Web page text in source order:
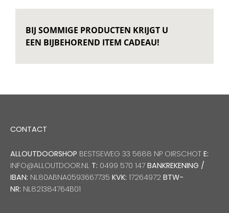
BIJ SOMMIGE PRODUCTEN KRIJGT U
EEN BIJBEHOREND ITEM CADEAU!
CONTACT
ALLOUTDOORSHOP BESTSEWEG 33 5688 NP OIRSCHOT E:
INFO@ALLOUTDOOR.NL T: 0499 570 147 BANKREKENING /
IBAN: NL80ABNA0593667735 KVK: 17264972 BTW-
NR: NL821384764B01